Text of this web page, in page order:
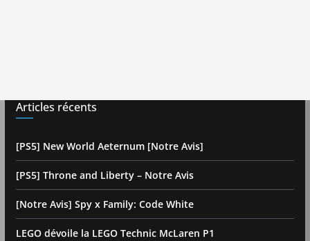
Articles récents
[PS5] New World Aeternum [Notre Avis]
[PS5] Throne and Liberty – Notre Avis
[Notre Avis] Spy x Family: Code White
LEGO dévoile la LEGO Technic McLaren P1